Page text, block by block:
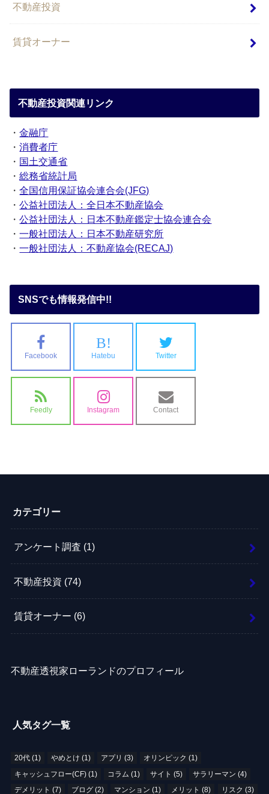
不動産投資
賃貸オーナー
不動産投資関連リンク
・金融庁
・消費者庁
・ 国土交通省
・総務省統計局
・全国信用保証協会連合会(JFG)
・公益社団法人：全日本不動産協会
・公益社団法人：日本不動産鑑定士協会連合会
・一般社団法人：日本不動産研究所
・一般社団法人：不動産協会(RECAJ)
SNSでも情報発信中!!
Facebook
B!
Hatebu Twitter
Feedly Instagram Contact
カテゴリー
アンケート調査 (1)
不動産投資 (74)
賃貸オーナー (6)
不動産透視家ローランドのプロフィール
人気タグ一覧
20代(1) やめとけ (1) アプリ (3) オリンピック (1)
キャッシュフロー(CF)(1) コラム (1) サイト (5) サラリーマン (4)
デメリット (7) ブログ (2) マンション (1) メリット (8) リスク (3)